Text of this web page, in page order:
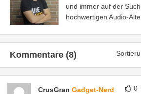
und immer auf der
hochwertigen Audio-
Kommentare (8)
0
CrusGran Gadget-Nerd